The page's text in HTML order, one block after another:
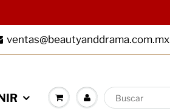
ventas@beautyanddrama.com.mx